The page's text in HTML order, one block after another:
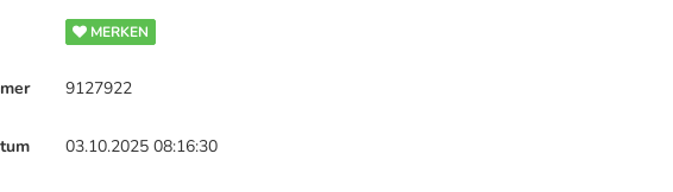
MERKEN
9127922
03.10.2025 08:16:30